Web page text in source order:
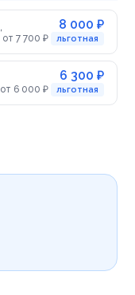
8 000 ₽
от 7 700 ₽ льготная
6 300 ₽
от 6 000 ₽ льготная